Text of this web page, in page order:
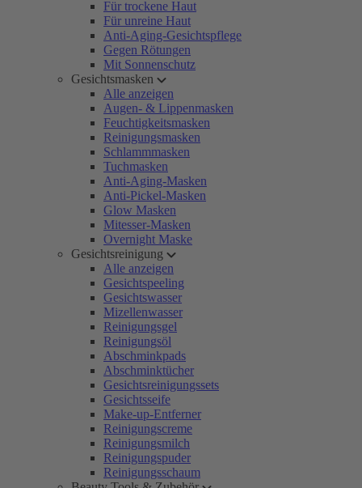
Für trockene Haut
Für unreine Haut
Anti-Aging-Gesichtspflege
Gegen Rötungen
Mit Sonnenschutz
Gesichtsmasken
Alle anzeigen
Augen- & Lippenmasken
Feuchtigkeitsmasken
Reinigungsmasken
Schlammmasken
Tuchmasken
Anti-Aging-Masken
Anti-Pickel-Masken
Glow Masken
Mitesser-Masken
Overnight Maske
Gesichtsreinigung
Alle anzeigen
Gesichtspeeling
Gesichtswasser
Mizellenwasser
Reinigungsgel
Reinigungsöl
Abschminkpads
Abschminktücher
Gesichtsreinigungssets
Gesichtsseife
Make-up-Entferner
Reinigungscreme
Reinigungsmilch
Reinigungspuder
Reinigungsschaum